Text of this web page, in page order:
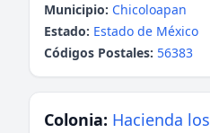
Municipio: Chicoloapan
Estado: Estado de México
Códigos Postales: 56383
Colonia: Hacienda